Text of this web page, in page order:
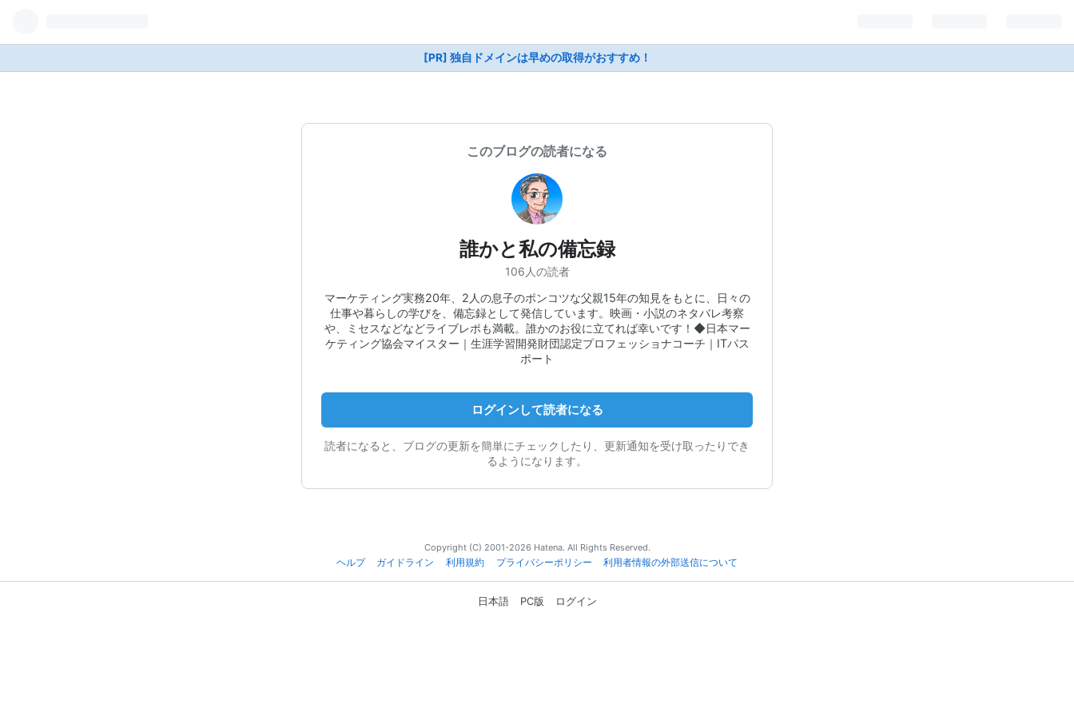
[PR] 独自ドメインは早めの取得がおすすめ！
このブログの読者になる
誰かと私の備忘録
106人の読者
マーケティング実務20年、2人の息子のポンコツな父親15年の知見をもとに、日々の
仕事や暮らしの学びを、備忘録として発信しています。映画・小説のネタバレ考察
や、ミセスなどなどライブレポも満載。誰かのお役に立てれば幸いです！◆日本マー
ケティング協会マイスター｜生涯学習開発財団認定プロフェッショナコーチ｜ITパス
ポート
ログインして読者になる
読者になると、ブログの更新を簡単にチェックしたり、更新通知を受け取ったりでき
るようになります。
Copyright (C) 2001-2026 Hatena. All Rights Reserved.
ヘルプ
ガイドライン 利用規約 プライバシーポリシー 利用者情報の外部送信について
日本語 PC版 ログイン